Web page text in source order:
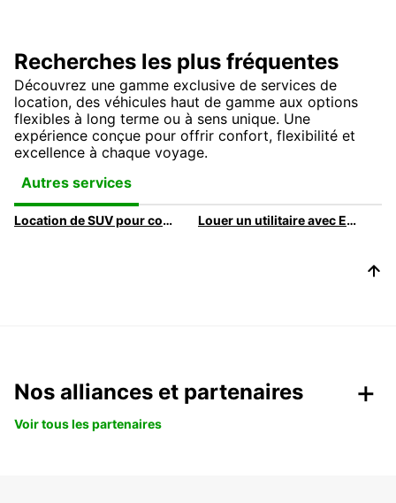
Recherches les plus fréquentes
Découvrez une gamme exclusive de services de
location, des véhicules haut de gamme aux options
flexibles à long terme ou à sens unique. Une
expérience conçue pour offrir confort, flexibilité et
excellence à chaque voyage.
Autres services
Location de SUV pour conduire avec style avec Europcar Louer un utilitaire avec Europcar
Nos alliances et partenaires
Voir tous les partenaires